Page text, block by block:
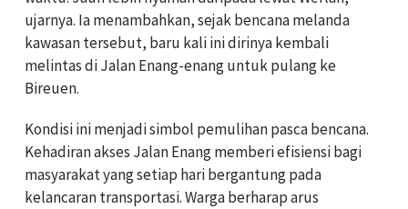
ujarnya. Ia menambahkan, sejak bencana melanda
kawasan tersebut, baru kali ini dirinya kembali
melintas di Jalan Enang-enang untuk pulang ke
Bireuen.
Kondisi ini menjadi simbol pemulihan pasca bencana.
Kehadiran akses Jalan Enang memberi efisiensi bagi
masyarakat yang setiap hari bergantung pada
kelancaran transportasi. Warga berharap arus